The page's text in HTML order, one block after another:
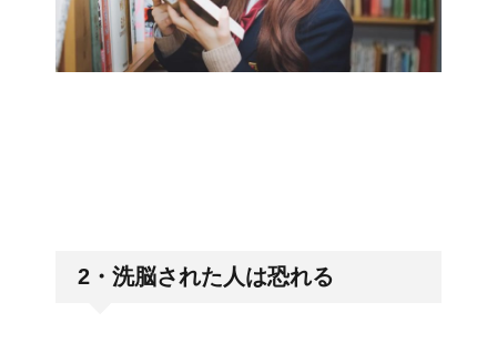
2・洗脳された人は恐れる